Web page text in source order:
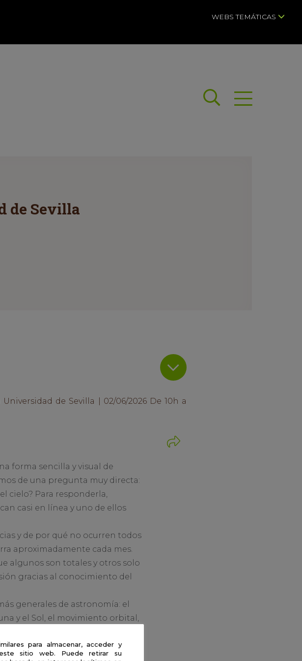
WEBS TEMÁTICAS
BuscarAbrir menú
de Sevilla
de Sevilla | 02/06/2026 De 10h a
forma sencilla y visual de
de una pregunta muy directa:
cielo? Para responderla,
casi en línea y uno de ellos
y de por qué no ocurren todos
aproximadamente cada mes.
algunos son totales y otros solo
gracias al conocimiento del
generales de astronomía: el
y el Sol, el movimiento orbital,
Esto es especialmente
directamente sin protección
para almacenar, acceder y
sitio web. Puede retirar su